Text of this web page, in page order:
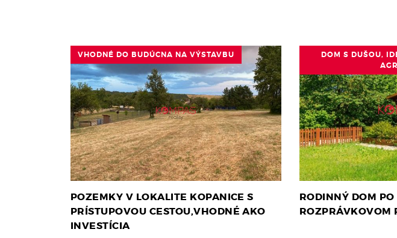
VHODNÉ DO BUDÚCNA NA VÝSTAVBU
POZEMKY V LOKALITE KOPANICE S
PRÍSTUPOVOU CESTOU,VHODNÉ AKO
INVESTÍCIA
DOM S DUŠOU,
RODINNÝ DOM
ROZPRÁVKOVOM